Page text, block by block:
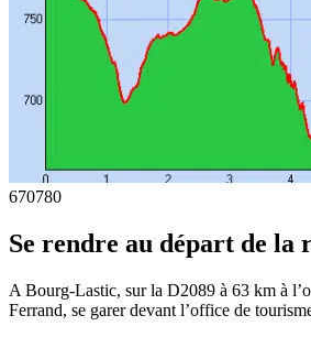
670780
Se rendre au départ de la
A Bourg-Lastic, sur la D2089 à 63 km à
Ferrand, se garer devant l’office de